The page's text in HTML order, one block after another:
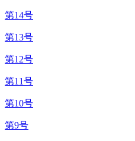
第14号
第13号
第12号
第11号
第10号
第9号